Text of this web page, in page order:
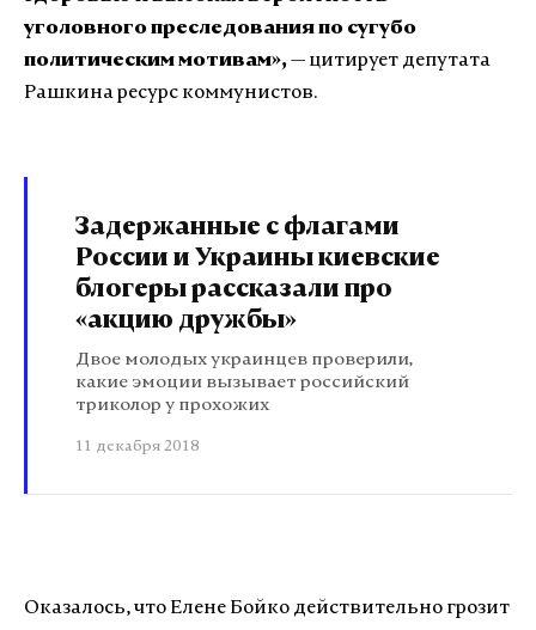
уголовного преследования по сугубо
политическим мотивам», — цитирует депутата
Рашкина ресурс коммунистов.
Задержанные с флагами
России и Украины киевские
блогеры рассказали про
«акцию дружбы»
Двое молодых украинцев проверили,
какие эмоции вызывает российский
триколор у прохожих
11 декабря 2018
Оказалось, что Елене Бойко действительно грозит